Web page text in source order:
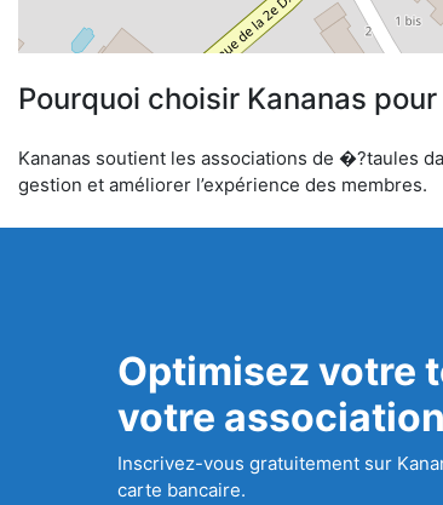
Pourquoi choisir Kananas
Kananas soutient les associations de �?taules
gestion et améliorer l’expérience des membres.
Optimisez votre
votre
Inscrivez-vous gratuitement sur
carte bancaire.